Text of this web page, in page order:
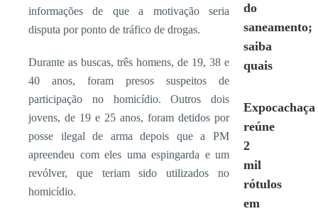
informações de que a motivação seria
disputa por ponto de tráfico de drogas.
Durante as buscas, três homens, de 19, 38 e
40 anos, foram presos suspeitos de
participação no homicídio. Outros dois
jovens, de 19 e 25 anos, foram detidos por
posse ilegal de arma depois que a PM
apreendeu com eles uma espingarda e um
revólver, que teriam sido utilizados no
homicídio.
do
saneamento;
saiba
quais
Expocachaça
reúne
2
mil
rótulos
em